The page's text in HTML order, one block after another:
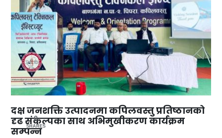
दक्ष जनशक्ति उत्पादनमा कपिलवस्तु प्रतिष्ठानको
दृढ संकल्पका साथ अभिमुखीकरण कार्यक्रम
सम्पन्न
0
SHARES